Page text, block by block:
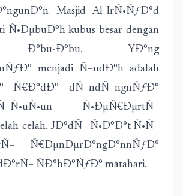
Masjid Al-IrÑ•ÑƒÐ°d
Ñ•ÐµbuÐ°h kubus besar dengan
Ð°bu-Ð°bu. YÐ°ng
menjadi Ñ–ndÐ°h adalah
Ñ€Ð°dÐ° dÑ–ndÑ–ngnÑƒÐ°
Ñ•ÐµÑ€ÐµrtÑ–
celah. JÐ°dÑ– Ñ•Ð°Ð°t Ñ•Ñ–
Ñ€ÐµnÐµrÐ°ngÐ°nnÑƒÐ°
ÑÐ°hÐ°ÑƒÐ° matahari.